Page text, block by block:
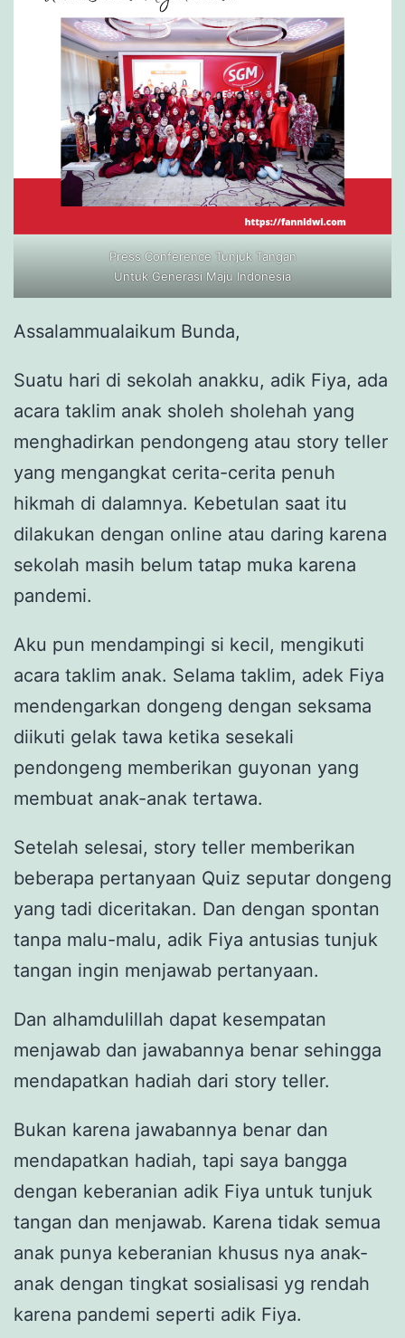
Press Conference Tunjuk Tangan
Untuk Generasi Maju Indonesia
Assalammualaikum Bunda,
Suatu hari di sekolah anakku, adik Fiya, ada
acara taklim anak sholeh sholehah yang
menghadirkan pendongeng atau story teller
yang mengangkat cerita-cerita penuh
hikmah di dalamnya. Kebetulan saat itu
dilakukan dengan online atau daring karena
sekolah masih belum tatap muka karena
pandemi.
Aku pun mendampingi si kecil, mengikuti
acara taklim anak. Selama taklim, adek Fiya
mendengarkan dongeng dengan seksama
diikuti gelak tawa ketika sesekali
pendongeng memberikan guyonan yang
membuat anak-anak tertawa.
Setelah selesai, story teller memberikan
beberapa pertanyaan Quiz seputar dongeng
yang tadi diceritakan. Dan dengan spontan
tanpa malu-malu, adik Fiya antusias tunjuk
tangan ingin menjawab pertanyaan.
Dan alhamdulillah dapat kesempatan
menjawab dan jawabannya benar sehingga
mendapatkan hadiah dari story teller.
Bukan karena jawabannya benar dan
mendapatkan hadiah, tapi saya bangga
dengan keberanian adik Fiya untuk tunjuk
tangan dan menjawab. Karena tidak semua
anak punya keberanian khusus nya anak-
anak dengan tingkat sosialisasi yg rendah
karena pandemi seperti adik Fiya.